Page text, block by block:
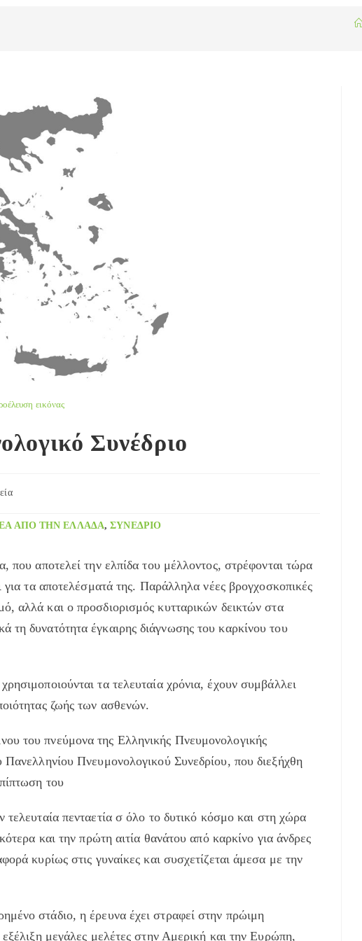
εικόνας
Συνέδριο
ΑΠΌ ΤΗΝ ΕΛΛΆΔΑ, ΣΥΝΈΔΡΙΟ
που αποτελεί την ελπίδα του μέλλοντος, στρέφονται τώρα
για τα αποτελέσματά της. Παράλληλα νέες βρογχοσκοπικές
αλλά και ο προσδιορισμός κυτταρικών δεικτών στα
δυνατότητα έγκαιρης διάγνωσης του καρκίνου του
τα τελευταία χρόνια, έχουν συμβάλλει
ζωής των ασθενών.
του πνεύμονα της Ελληνικής Πνευμονολογικής
Πνευμονολογικού Συνεδρίου, που διεξήχθη
του
πενταετία σ όλο το δυτικό κόσμο και στη χώρα
και την πρώτη αιτία θανάτου από καρκίνο για άνδρες
κυρίως στις γυναίκες και συσχετίζεται άμεσα με την
στάδιο, η έρευνα έχει στραφεί στην πρώιμη
μεγάλες μελέτες στην Αμερική και την Ευρώπη,